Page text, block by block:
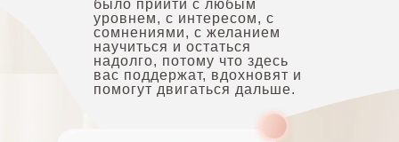
было прийти с любым
уровнем, с интересом, с
сомнениями, с желанием
научиться и остаться
надолго, потому что здесь
вас поддержат, вдохновят и
помогут двигаться дальше.